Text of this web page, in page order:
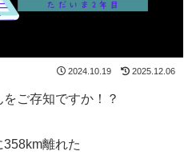
2024.10.19 2025.12.06
ご存知ですか！？
離れた